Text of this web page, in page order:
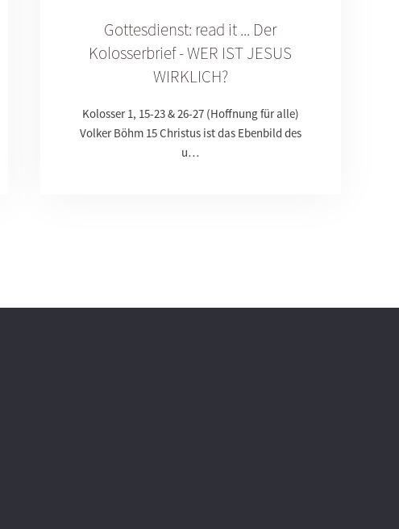
Gottesdienst: read it ... Der
Kolosserbrief - WER IST JESUS
WIRKLICH?
Kolosser 1, 15-23 & 26-27 (Hoffnung für alle)
Volker Böhm 15 Christus ist das Ebenbild des
u…